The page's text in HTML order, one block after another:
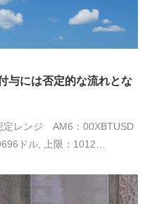
与には否定的な流れとな
定レンジ AM6：00XBTUSD
ドル, 上限：1012…